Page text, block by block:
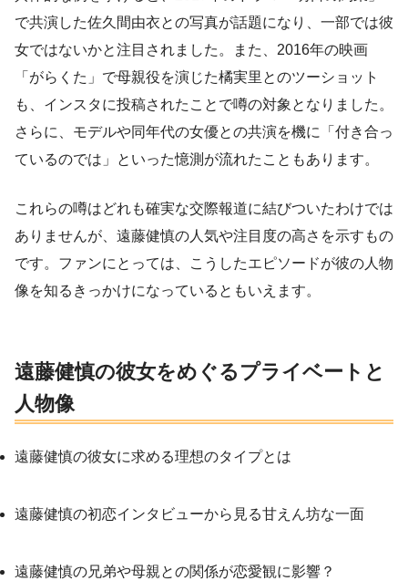
で共演した佐久間由衣との写真が話題になり、一部では彼
女ではないかと注目されました。また、2016年の映画
「がらくた」で母親役を演じた橘実里とのツーショット
も、インスタに投稿されたことで噂の対象となりました。
さらに、モデルや同年代の女優との共演を機に「付き合っ
ているのでは」といった憶測が流れたこともあります。
これらの噂はどれも確実な交際報道に結びついたわけでは
ありませんが、遠藤健慎の人気や注目度の高さを示すもの
です。ファンにとっては、こうしたエピソードが彼の人物
像を知るきっかけになっているともいえます。
遠藤健慎の彼女をめぐるプライベートと
人物像
遠藤健慎の彼女に求める理想のタイプとは
遠藤健慎の初恋インタビューから見る甘えん坊な一面
遠藤健慎の兄弟や母親との関係が恋愛観に影響？